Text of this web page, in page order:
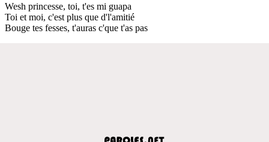
Wesh princesse, toi, t'es mi guapa
Toi et moi, c'est plus que d'l'amitié
Bouge tes fesses, t'auras c'que t'as pas